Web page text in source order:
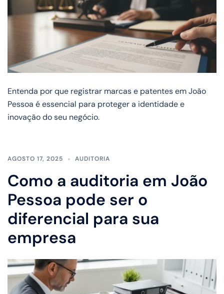
Entenda por que registrar marcas e patentes em João
Pessoa é essencial para proteger a identidade e
inovação do seu negócio.
AGOSTO 17, 2025 AUDITORIA
Como a auditoria em João
Pessoa pode ser o
diferencial para sua
empresa